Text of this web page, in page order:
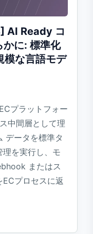
AI Ready コ
かに: 標準化
模な言語モデ
プラットフォー
中間層として理
データを標準タ
理を実行し、モ
またはス
プロセスに返